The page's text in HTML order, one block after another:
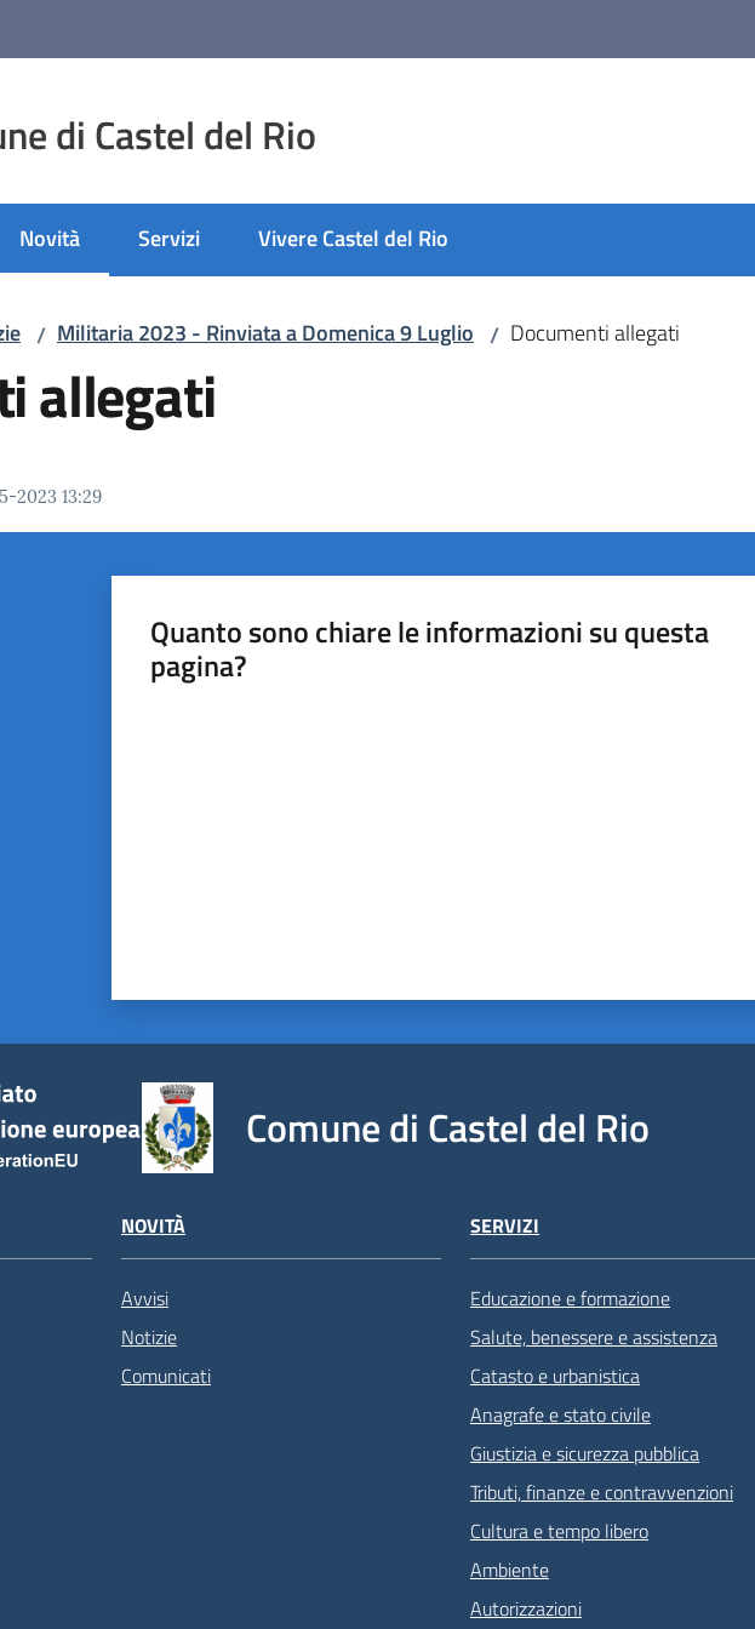
di Castel del Rio
Novità
Menu selezionato
Servizi Vivere Castel del Rio
/ Militaria 2023 - Rinviata a Domenica 9 Luglio / Documenti allegati
allegati
2023 13:29
Quanto sono chiare le informazioni su questa
pagina?
Comune di Castel del Rio
NOVITÀ
Avvisi
Notizie
Comunicati
SERVIZI
Educazione e formazione
Salute, benessere e assistenza
Catasto e urbanistica
Anagrafe e stato civile
Giustizia e sicurezza pubblica
Tributi, finanze e contravvenzioni
Cultura e tempo libero
Ambiente
Autorizzazioni